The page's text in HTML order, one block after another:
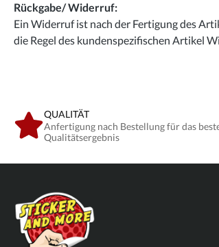
Rückgabe/ Widerruf:
Ein Widerruf ist nach der Fertigung des
die Regel des kundenspezifischen Artikel
QUALITÄT
Anfertigung nach Bestellung für das
Qualitätsergebnis